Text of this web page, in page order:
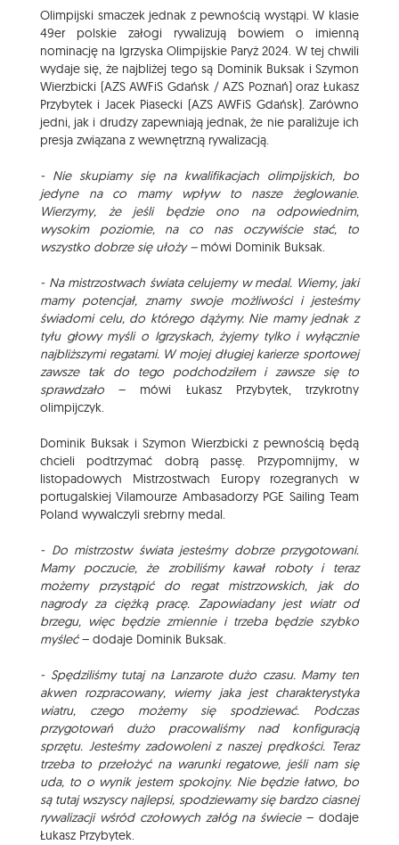
Olimpijski smaczek jednak z pewnością wystąpi. W klasie
49er polskie załogi rywalizują bowiem o imienną
nominację na Igrzyska Olimpijskie Paryż 2024. W tej chwili
wydaje się, że najbliżej tego są Dominik Buksak i Szymon
Wierzbicki (AZS AWFiS Gdańsk / AZS Poznań) oraz Łukasz
Przybytek i Jacek Piasecki (AZS AWFiS Gdańsk). Zarówno
jedni, jak i drudzy zapewniają jednak, że nie paraliżuje ich
presja związana z wewnętrzną rywalizacją.
- Nie skupiamy się na kwalifikacjach olimpijskich, bo
jedyne na co mamy wpływ to nasze żeglowanie.
Wierzymy, że jeśli będzie ono na odpowiednim,
wysokim poziomie, na co nas oczywiście stać, to
wszystko dobrze się ułoży –mówi Dominik Buksak.
- Na mistrzostwach świata celujemy w medal. Wiemy, jaki
mamy potencjał, znamy swoje możliwości i jesteśmy
świadomi celu, do którego dążymy. Nie mamy jednak z
tyłu głowy myśli o Igrzyskach, żyjemy tylko i wyłącznie
najbliższymi regatami. W mojej długiej karierze sportowej
zawsze tak do tego podchodziłem i zawsze się to
sprawdzało– mówi Łukasz Przybytek, trzykrotny
olimpijczyk.
Dominik Buksak i Szymon Wierzbicki z pewnością będą
chcieli podtrzymać dobrą passę. Przypomnijmy, w
listopadowych Mistrzostwach Europy rozegranych w
portugalskiej Vilamourze Ambasadorzy PGE Sailing Team
Poland wywalczyli srebrny medal.
- Do mistrzostw świata jesteśmy dobrze przygotowani.
Mamy poczucie, że zrobiliśmy kawał roboty i teraz
możemy przystąpić do regat mistrzowskich, jak do
nagrody za ciężką pracę. Zapowiadany jest wiatr od
brzegu, więc będzie zmiennie i trzeba będzie szybko
myśleć– dodaje Dominik Buksak.
- Spędziliśmy tutaj na Lanzarote dużo czasu. Mamy ten
akwen rozpracowany, wiemy jaka jest charakterystyka
wiatru, czego możemy się spodziewać. Podczas
przygotowań dużo pracowaliśmy nad konfiguracją
sprzętu. Jesteśmy zadowoleni z naszej prędkości. Teraz
trzeba to przełożyć na warunki regatowe, jeśli nam się
uda, to o wynik jestem spokojny. Nie będzie łatwo, bo
są tutaj wszyscy najlepsi, spodziewamy się bardzo ciasnej
rywalizacji wśród czołowych załóg na świecie – dodaje
Łukasz Przybytek.